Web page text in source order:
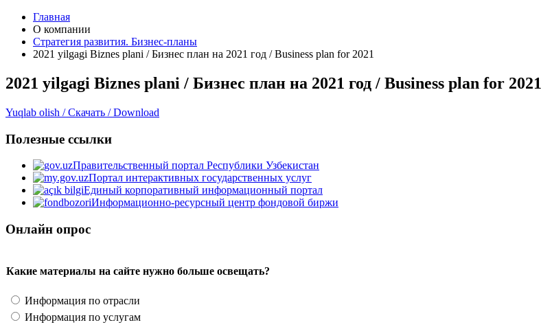
Главная
О компании
Стратегия развития. Бизнес-планы
2021 yilgagi Biznes plani / Бизнес план на 2021 год / Business plan for 2021
2021 yilgagi Biznes plani / Бизнес план на 2021 год / Business plan for 2021
Yuqlab olish / Скачать / Download
Полезные ссылки
Правительственный портал Республики Узбекистан
Портал интерактивных государственных услуг
Единый корпоративный информационный портал
Информационно-ресурсный центр фондовой биржи
Онлайн опрос
Какие материалы на сайте нужно больше освещать?
Информация по отрасли
Информация по услугам